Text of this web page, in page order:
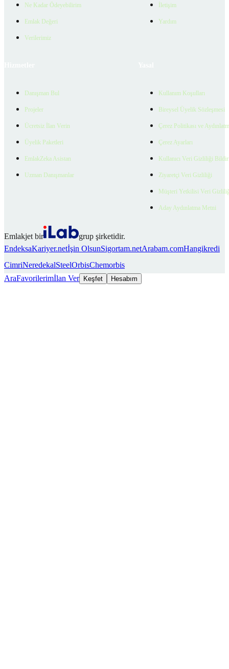
Ne Kadar Ödeyebilirim
Emlak Değeri
Verilerimiz
İletişim
Yardım
Danışman Bul
Projeler
Ücretsiz İlan Verin
Üyelik Paketleri
EmlakZeka Asistan
Uzman Danışmanlar
Kullanım Koşulları
Bireysel Üyelik Sözleşmesi
Çerez Politikası ve
Çerez Ayarları
Kullanıcı Veri Gizliliği
Ziyaretçi Veri Gizliliği
Müşteri Yetkilisi Veri
Aday Aydınlatma Metni
Emlakjet bir
grup şirketidir.
EndeksaKariyer.netİşin OlsunSigortam.netArabam.comHangikredi
CimriNeredekalSteelOrbisChemorbis
AraFavorilerimİlan Ver Keşfet Hesabım